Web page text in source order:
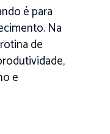
é para
Na
de
e